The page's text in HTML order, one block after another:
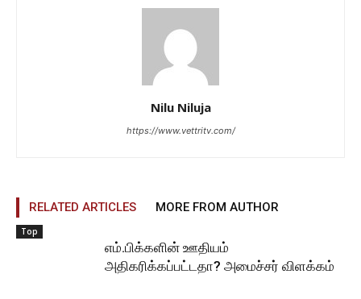
Nilu Niluja
https://www.vettritv.com/
RELATED ARTICLES MORE FROM AUTHOR
Top
எம்.பிக்களின் ஊதியம்
அதிகரிக்கப்பட்டதா? அமைச்சர் விளக்கம்